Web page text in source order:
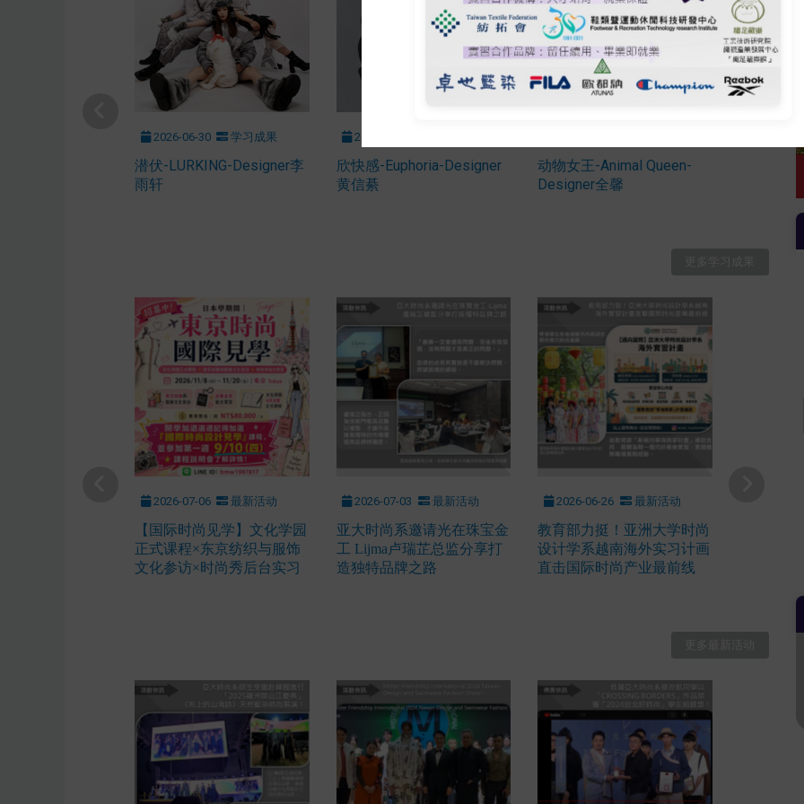
2026-06-30 学习成果
潜伏-LURKING-Designer李
雨轩
2026-02-02
欣快感-Euphoria-Designer
黄信綦
动物女王-Animal Queen-
Designer全馨
2026-07-06 最新活动
【国际时尚见学】文化学园
正式课程×东京纺织与服饰
文化参访×时尚秀后台实习
2026-07-03 最新活动
亚大时尚系邀请光在珠宝金
工 Lijma卢瑞芷总监分享打
造独特品牌之路
2026-06-26 最新活动
教育部力挺！亚洲大学时尚
设计学系越南海外实习计画
直击国际时尚产业最前线